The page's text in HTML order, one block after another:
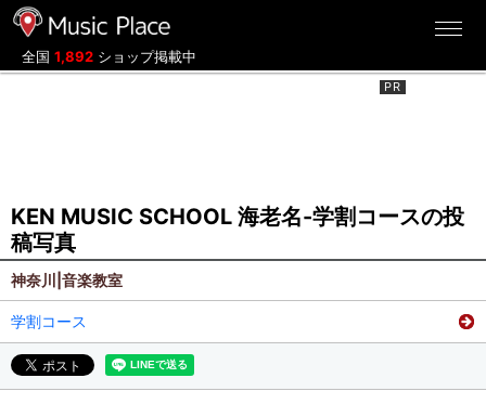
全国 1,892 ショップ掲載中
KEN MUSIC SCHOOL 海老名-学割コースの投
稿写真
神奈川|音楽教室
学割コース